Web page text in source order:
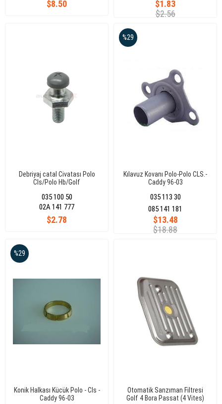
$8.50
$1.83
$2.56
Debriyaj catal Civatası Polo
Cls/Polo Hb/Golf
T5/Caddy/Youran
035 100 50
$2.78
02A 141 777
Kılavuz Kovanı Polo-Polo CLS.-
Caddy 96-03
035 113 30
$13.48
$18.88
%29
085 141 181
Konik Halkası Kücük Polo - Cls -
Caddy 96-03
%29
Otomatik Sanzıman Filtresi
Golf 4 Bora Passat (4 Vites)